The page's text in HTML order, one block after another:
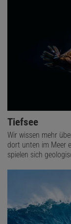
Tiefsee
Wir wissen mehr
dort unten im Meer
spielen sich